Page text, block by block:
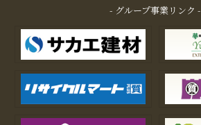
- グループ事業リンク -